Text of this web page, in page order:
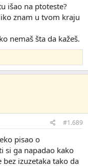
išao na ptoteste?
znam u tvom kraju
nemaš šta da kažeš.
#1.689
pisao o
si ga napadao kako
izuzetaka tako da